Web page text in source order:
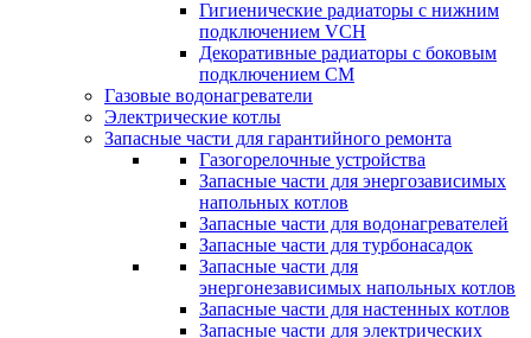
Гигиенические радиаторы c нижним
подключением VCH
Декоративные радиаторы с боковым
подключением CM
Газовые водонагреватели
Электрические котлы
Запасные части для гарантийного ремонта
Газогорелочные устройства
Запасные части для энергозависимых
напольных котлов
Запасные части для водонагревателей
Запасные части для турбонасадок
Запасные части для
энергонезависимых напольных котлов
Запасные части для настенных котлов
Запасные части для электрических